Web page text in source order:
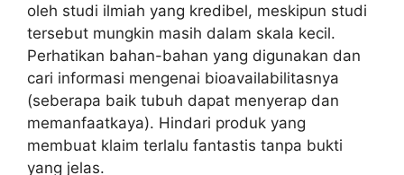
oleh studi ilmiah yang kredibel, meskipun studi
tersebut mungkin masih dalam skala kecil.
Perhatikan bahan-bahan yang digunakan dan
cari informasi mengenai bioavailabilitasnya
(seberapa baik tubuh dapat menyerap dan
memanfaatkaya). Hindari produk yang
membuat klaim terlalu fantastis tanpa bukti
yang jelas.